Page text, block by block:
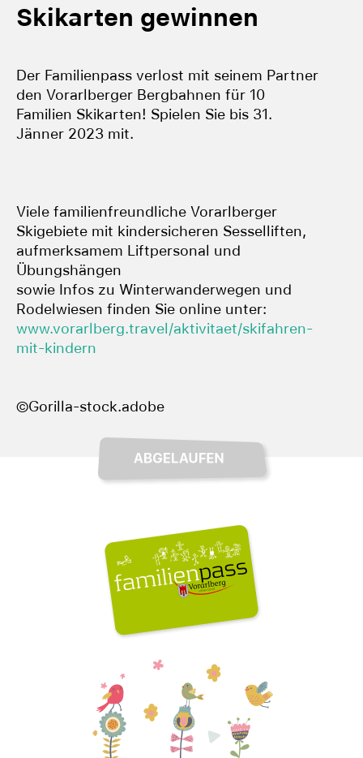
Skikarten gewinnen
Der Familienpass verlost mit seinem Partner
den Vorarlberger Bergbahnen für 10
Familien Skikarten! Spielen Sie bis 31.
Jänner 2023 mit.
Viele familienfreundliche Vorarlberger
Skigebiete mit kindersicheren Sesselliften,
aufmerksamem Liftpersonal und
Übungshängen
sowie Infos zu Winterwanderwegen und
Rodelwiesen finden Sie online unter:
www.vorarlberg.travel/aktivitaet/skifahren-
mit-kindern
©Gorilla-stock.adobe